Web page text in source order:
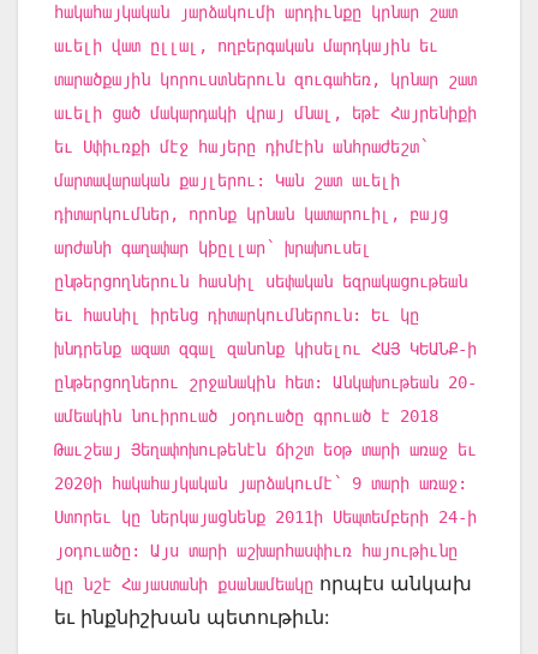
հակահայկական յարձակումի արդիւնքը կրնար շատ
աւելի վատ ըլլալ, ողբերգական մարդկային եւ
տարածքային կորուստներուն զուգահեռ, կրնար շատ
աւելի ցած մակարդակի վրայ մնալ, եթէ Հայրենիքի
եւ Սփիւռքի մէջ հայերը դիմէին անհրաժեշտ՝
մարտավարական քայլերու: Կան շատ աւելի
դիտարկումներ, որոնք կրնան կատարուիլ, բայց
արժանի գաղափար կþըլլար՝ խրախուսել
ընթերցողներուն հասնիլ սեփական եզրակացութեան
եւ հասնիլ իրենց դիտարկումներուն: Եւ կը
խնդրենք ազատ զգալ զանոնք կիսելու ՀԱՅ ԿԵԱՆՔ-ի
ընթերցողներու շրջանակին հետ: Անկախութեան 20-
ամեակին նուիրուած յօդուածը գրուած է 2018
Թաւշեայ Յեղափոխութենէն ճիշտ եօթ տարի առաջ եւ
2020ի հակահայկական յարձակումէ՝ 9 տարի առաջ:
Ստորեւ կը ներկայացնենք 2011ի Սեպտեմբերի 24-ի
յօդուածը: Այս տարի աշխարհասփիւռ հայութիւնը
կը նշէ Հայաստանի քսանամեակը որպէս անկախ
եւ ինքնիշխան պետութիւն: